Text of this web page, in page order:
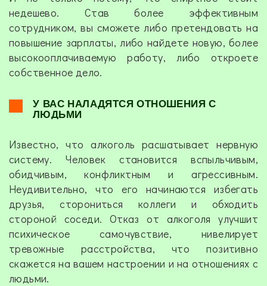
недешево. Став более эффективным
сотрудником, вы сможете либо претендовать на
повышение зарплаты, либо найдете новую, более
высокооплачиваемую работу, либо откроете
собственное дело.
У ВАС НАЛАДЯТСЯ ОТНОШЕНИЯ С
ЛЮДЬМИ
Известно, что алкоголь расшатывает нервную
систему. Человек становится вспыльчивым,
обидчивым, конфликтным и агрессивным.
Неудивительно, что его начинаются избегать
друзья, сторониться коллеги и обходить
стороной соседи. Отказ от алкоголя улучшит
психическое самочувствие, нивелирует
тревожные расстройства, что позитивно
скажется на вашем настроении и на отношениях с
людьми.